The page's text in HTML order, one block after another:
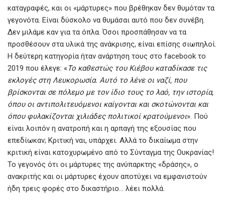
καταγραφές, και οι «μάρτυρες» που βρέθηκαν δεν θυμόταν τα
γεγονότα. Είναι δύσκολο να θυμάσαι αυτό που δεν συνέβη.
Δεν μιλάμε καν για τα όπλα. Όσοι προσπάθησαν να τα
προσθέσουν στα υλικά της ανάκρισης, είναι επίσης σιωπηλοί.
Η δεύτερη κατηγορία ήταν ανάρτηση τους στο facebook το
2019 που έλεγε: « Το καθεστώς του Κιέβου καταδίκασε τις
εκλογές στη Λευκορωσία. Αυτό το λένε οι ναζί, που
βρίσκονται σε πόλεμο με τον ίδιο τους το λαό, την ιστορία,
όπου οι αντιπολιτευόμενοι καίγονται και σκοτώνονται και
όπου φυλακίζονται χιλιάδες πολιτικοί κρατούμενοι». Πού
είναι λοιπόν η ανατροπή και η αρπαγή της εξουσίας που
επεδίωκαν; Κριτική ναι, υπάρχει. Αλλά το δικαίωμα στην
κριτική είναι κατοχυρωμένο από το Σύνταγμα της Ουκρανίας!
Το γεγονός ότι οι μάρτυρες της ανύπαρκτης «δράσης», ο
ανακριτής και οι μάρτυρες έχουν αποτύχει να εμφανιστούν
ήδη τρεις φορές στο δικαστήριο… λέει πολλά.